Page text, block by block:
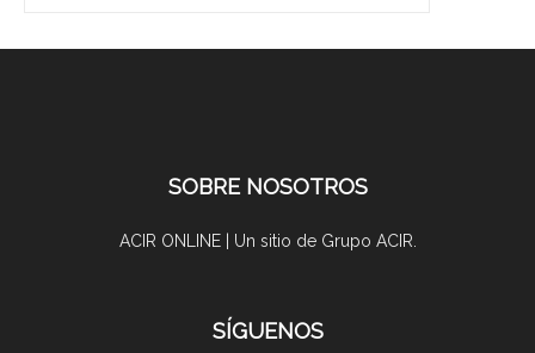
SOBRE NOSOTROS
ACIR ONLINE | Un sitio de Grupo ACIR.
SÍGUENOS